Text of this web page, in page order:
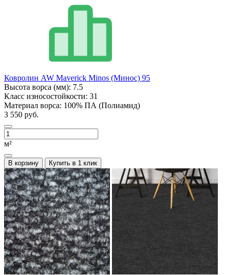
Ковролин AW Maverick Minos (Минос) 95
Высота ворса (мм): 7.5
Класс износостойкости: 31
Материал ворса: 100% ПА (Полиамид)
3 550 руб.
м²
В корзину Купить в 1 клик